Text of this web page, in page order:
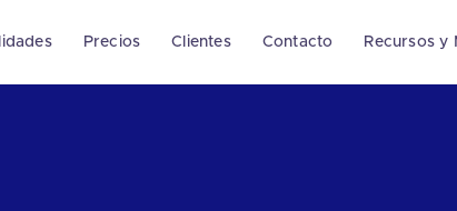
Precios Clientes Contacto Recursos y